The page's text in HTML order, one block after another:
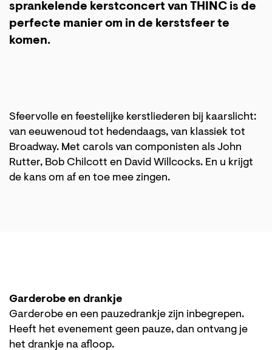
sprankelende kerstconcert van THINC is de
perfecte manier om in de kerstsfeer te
komen.
Sfeervolle en feestelijke kerstliederen bij kaarslicht:
van eeuwenoud tot hedendaags, van klassiek tot
Broadway. Met carols van componisten als John
Rutter, Bob Chilcott en David Willcocks. En u krijgt
de kans om af en toe mee zingen.
Garderobe en drankje
Garderobe en een pauzedrankje zijn inbegrepen.
Heeft het evenement geen pauze, dan ontvang je
het drankje na afloop.